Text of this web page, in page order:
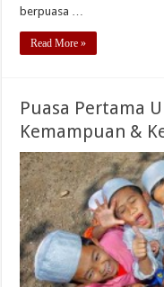
berpuasa …
Read More »
Puasa Pertama
Kemampuan &